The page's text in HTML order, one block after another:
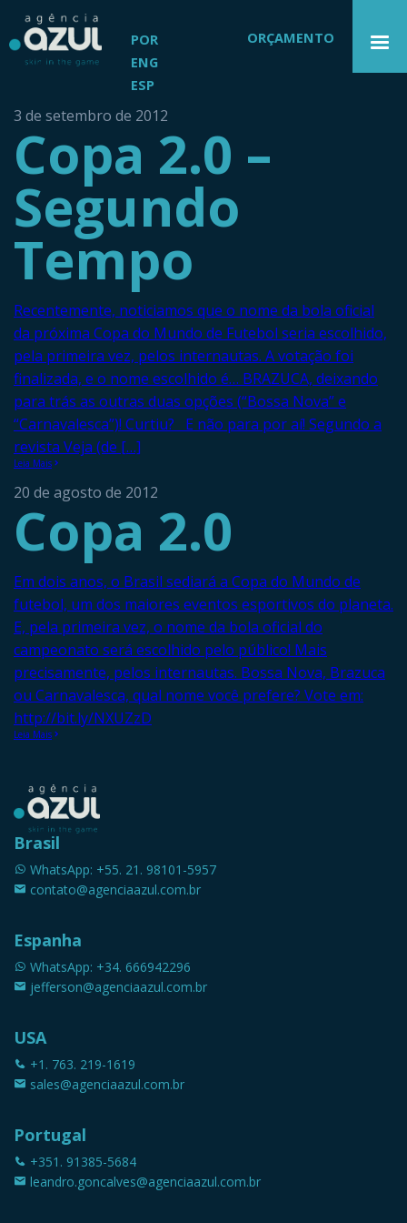
POR
ENG
ESP
ORÇAMENTO
3 de setembro de 2012
Copa 2.0 –
Segundo
Tempo
Recentemente, noticiamos que o nome da bola oficial
da próxima Copa do Mundo de Futebol seria escolhido,
pela primeira vez, pelos internautas. A votação foi
finalizada, e o nome escolhido é… BRAZUCA, deixando
para trás as outras duas opções (“Bossa Nova” e
“Carnavalesca”)! Curtiu? E não para por aí! Segundo a
revista Veja (de […]
Leia Mais
20 de agosto de 2012
Copa 2.0
Em dois anos, o Brasil sediará a Copa do Mundo de
futebol, um dos maiores eventos esportivos do planeta.
E, pela primeira vez, o nome da bola oficial do
campeonato será escolhido pelo público! Mais
precisamente, pelos internautas. Bossa Nova, Brazuca
ou Carnavalesca, qual nome você prefere? Vote em:
http://bit.ly/NXUZzD
Leia Mais
Brasil
WhatsApp: +55. 21. 98101-5957
contato@agenciaazul.com.br
Espanha
WhatsApp: +34. 666942296
jefferson@agenciaazul.com.br
USA
+1. 763. 219-1619
sales@agenciaazul.com.br
Portugal
+351. 91385-5684
leandro.goncalves@agenciaazul.com.br